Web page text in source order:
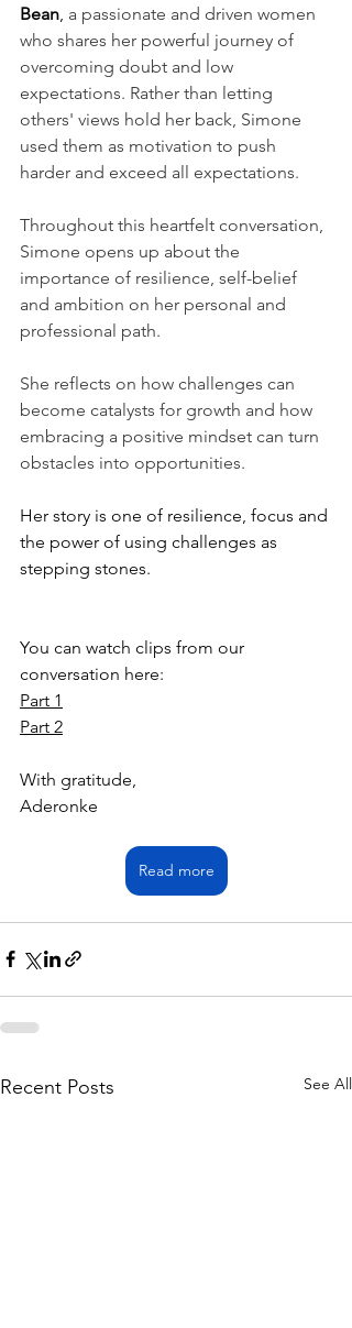
Bean a passionate and driven women
who shares her powerful journey of
overcoming doubt and low
expectations. Rather than letting
others' views hold her back, Simone
used them as motivation to push
harder and exceed all expectations.
Throughout this heartfelt conversation,
Simone opens up about the
importance of resilience, self-belief
and ambition on her personal and
professional path.
She reflects on how challenges can
become catalysts for growth and how
embracing a positive mindset can turn
obstacles into opportunities.
Her story is one of resilience, focus and
the power of using challenges as
stepping stones.
You can watch clips from our
conversation here:
Part 1
Part 2
With gratitude,
Aderonke
Read more
Recent Posts See All